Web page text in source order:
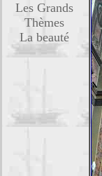
Les Grands
Thèmes
La beauté